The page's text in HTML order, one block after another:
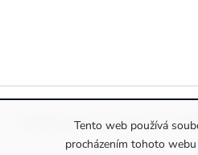
Tento web používá
procházením tohoto
Pravidla ochrany a zpracování